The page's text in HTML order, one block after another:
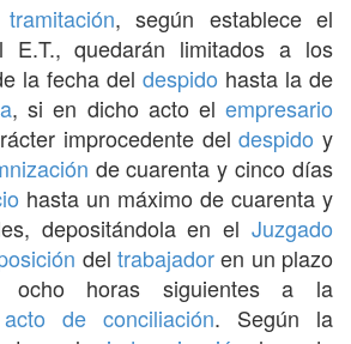
, según establece el
E.T., quedarán limitados a los
la fecha del despido hasta la de
, si en dicho acto elempresario
improcedente deldespido y
de cuarenta y cinco días
hasta un máximo de cuarenta y
depositándola en el Juzgado
deltrabajadoren un plazo
horas siguientes a la
acto de conciliación. Según la